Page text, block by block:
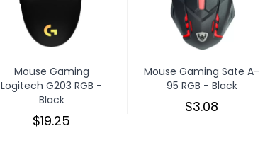
Mouse Gaming
Logitech G203 RGB -
Black
$19.25
Mouse Gaming Sate A-
95 RGB - Black
$3.08